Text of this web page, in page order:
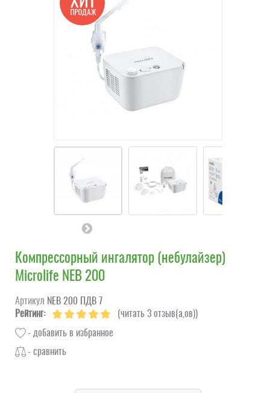
Компрессорный ингалятор (небулайзер)
Microlife NEB 200
Артикул NEВ 200 ПДВ 7
Рейтинг:
(читать 3 отзыв(а,ов))
- добавить в избранное
- сравнить